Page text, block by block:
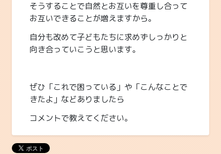
そうすることで自然とお互いを尊重し合って
お互いできることが増えますから。
自分も改めて子どもたちに求めずしっかりと
向き合っていこうと思います。
ぜひ「これで困っている」や「こんなことで
きたよ」などありましたら
コメントで教えてください。